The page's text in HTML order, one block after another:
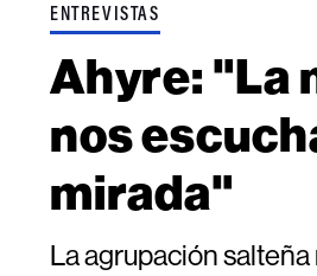
ENTREVISTAS
Ahyre: "La
nos
mirada"
La agrupación